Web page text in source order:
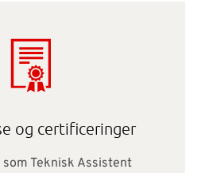
og certificeringer
som Teknisk Assistent